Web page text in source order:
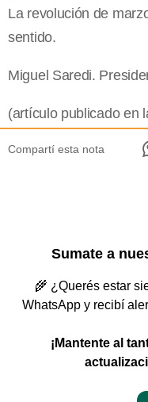
La revolución de
sentido.
Miguel Saredi.
(artículo publicado en
Compartí esta nota
Sumate a
🌾 ¿Querés estar
WhatsApp y recibí
¡Mantente al